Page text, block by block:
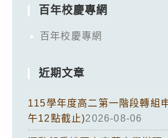
百年校慶專網
百年校慶專網
近期文章
115學年度高二第一階段轉組
午12點截止)2026-08-06